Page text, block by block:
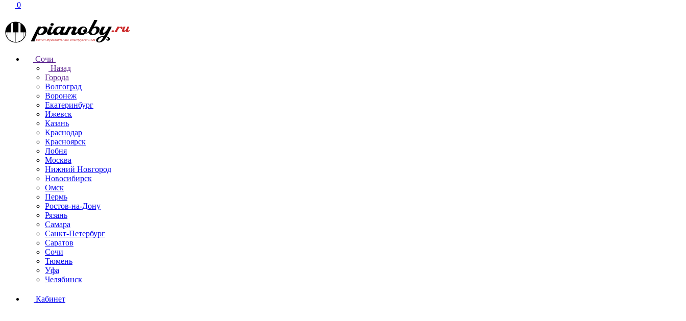
0
Сочи
Назад
Города
Волгоград
Воронеж
Екатеринбург
Ижевск
Казань
Краснодар
Красноярск
Лобня
Москва
Нижний Новгород
Новосибирск
Омск
Пермь
Ростов-на-Дону
Рязань
Самара
Санкт-Петербург
Саратов
Сочи
Тюмень
Уфа
Челябинск
Кабинет